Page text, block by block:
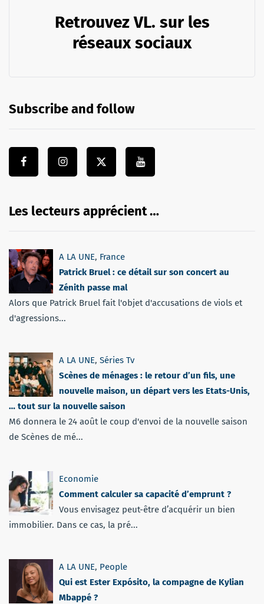
Retrouvez VL. sur les
réseaux sociaux
Subscribe and follow
Les lecteurs apprécient …
A LA UNE, France
Patrick Bruel : ce détail sur son concert au
Zénith passe mal
Alors que Patrick Bruel fait l'objet d'accusations de viols et
d'agressions...
A LA UNE, Séries Tv
Scènes de ménages : le retour d’un fils, une
nouvelle maison, un départ vers les Etats-Unis,
… tout sur la nouvelle saison
M6 donnera le 24 août le coup d'envoi de la nouvelle saison
de Scènes de mé...
Economie
Comment calculer sa capacité d’emprunt ?
Vous envisagez peut-être d’acquérir un bien
immobilier. Dans ce cas, la pré...
A LA UNE, People
Qui est Ester Expósito, la compagne de Kylian
Mbappé ?